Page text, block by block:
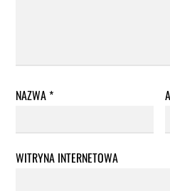
NAZWA*
WITRYNA INTERNETOWA